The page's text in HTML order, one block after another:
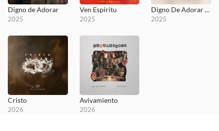
Digno de Adorar
2025
Ven Espíritu
2025
Digno De Adorar EP
2025
Cristo
2026
Avivamiento
2026